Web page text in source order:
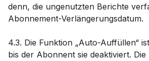
denn, die ungenutzten Berichte
Abonnement-Verlängerungsdatum.
4.3. Die Funktion „Auto-Auffüllen“
bis der Abonnent sie deaktiviert.